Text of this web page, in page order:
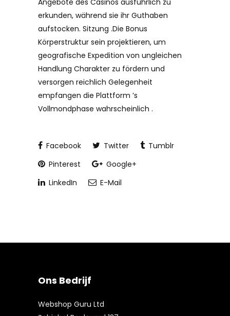
Angebote des Casinos ausführlich zu
erkunden, während sie ihr Guthaben
aufstocken. Sitzung .Die Bonus
Körperstruktur sein projektieren, um
geografische Expedition von ungleichen
Handlung Charakter zu fördern und
versorgen reichlich Gelegenheit
empfangen die Plattform ’s
Vollmondphase wahrscheinlich .
Facebook Twitter
Tumblr
Pinterest
Google+
LinkedIn
E-Mail
Ons Bedrijf
Webshop Guru Ltd